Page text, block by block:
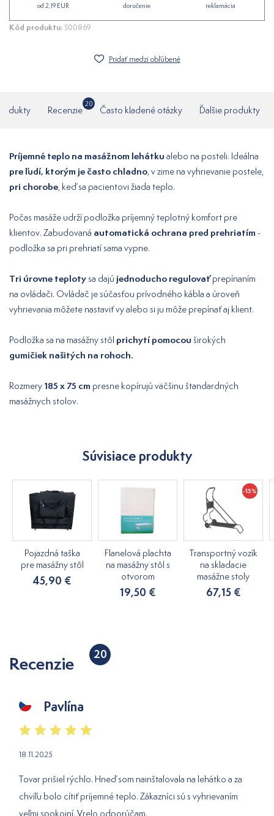
od 2,19 EUR
doručenie
reklamácia
Kód produktu: S00869
Pridať medzi obľúbené
Recenzie
20
Často kladené otázky Ďalšie produkty
Príjemné teplo na masážnom lehátku alebo na posteli. Ideálna
pre ľudí, ktorým je často chladno , v zime na vyhrievanie postele,
pri chorobe , keď sa pacientovi žiada teplo.
Počas masáže udrží podložka príjemný teplotný komfort pre
klientov. Zabudovaná automatická ochrana pred prehriatím -
podložka sa pri prehriatí sama vypne.
Tri úrovne teplotysa dajú jednoducho regulovaťprepínaním
na ovládači. Ovládač je súčasťou prívodného kábla a úroveň
vyhrievania môžete nastaviť vy alebo si ju môže prepínať aj klient.
Podložka sa na masážny stôl prichytí pomocou širokých
gumičiek našitých na rohoch.
Rozmery185 x 75 cm presne kopírujú väčšinu štandardných
masážnych stolov.
Súvisiace produkty
Pojazdná taška
pre masážny stôl
45,90 €
Flanelová plachta
na masážny stôl s
otvorom
19,50 €
-15%
Transportný vozík
na skladacie
masážne stoly
67,15 €
Recenzie 20
Pavlína
18.11.2025
Tovar prišiel rýchlo. Hneď som nainštalovala na lehátko a za
chvíľu bolo cítiť príjemné teplo. Zákazníci sú s vyhrievaním
veľmi spokojní. Vrelo odporúčam.